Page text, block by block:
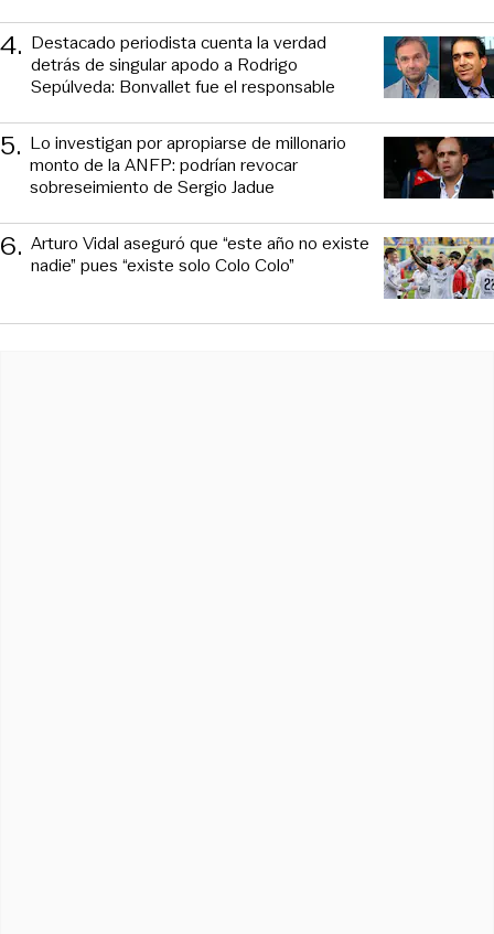
4. Destacado periodista cuenta la verdad
detrás de singular apodo a Rodrigo
Sepúlveda: Bonvallet fue el responsable
5. Lo investigan por apropiarse de millonario
monto de la ANFP: podrían revocar
sobreseimiento de Sergio Jadue
6. Arturo Vidal aseguró que “este año no existe
nadie” pues “existe solo Colo Colo”